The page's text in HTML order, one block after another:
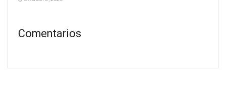
Comentarios